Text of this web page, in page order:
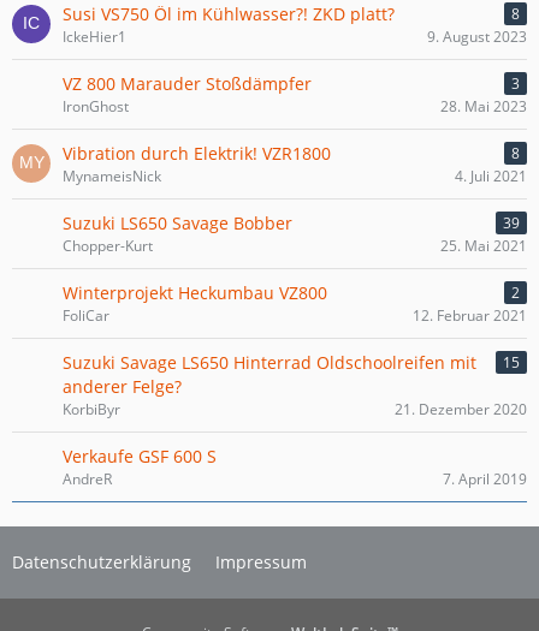
Susi VS750 Öl im Kühlwasser?! ZKD platt?
8
IckeHier1
9. August 2023
VZ 800 Marauder Stoßdämpfer
3
IronGhost
28. Mai 2023
Vibration durch Elektrik! VZR1800
8
MynameisNick
4. Juli 2021
Suzuki LS650 Savage Bobber
39
Chopper-Kurt
25. Mai 2021
Winterprojekt Heckumbau VZ800
2
FoliCar
12. Februar 2021
Suzuki Savage LS650 Hinterrad Oldschoolreifen mit
anderer Felge?
15
KorbiByr 21. Dezember 2020
Verkaufe GSF 600 S
AndreR 7. April 2019
Datenschutzerklärung Impressum